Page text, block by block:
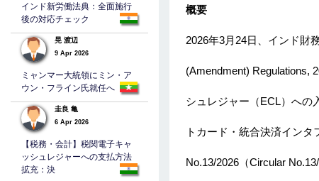
インド新労働法典：全面施行
後の対応チェック
晃 渡辺
9 Apr 2026
ミャンマー大統領にミン・ア
ウン・フライン氏就任へ
圭良 亀
6 Apr 2026
【税務・会計】税関電子キャ
ッシュレジャーへの支払方法
拡充：決
概要
2026年3月24日、インド財
(Amendment) Regulations,
シュレジャー（ECL）への
トカード・統合決済イン
No.13/2026（Circular